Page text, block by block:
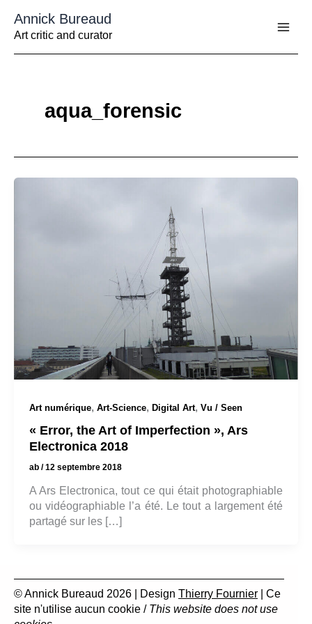
contenu
Annick Bureaud
Art critic and curator
aqua_forensic
Art numérique, Art-Science, Digital Art, Vu / Seen
« Error, the Art of Imperfection », Ars
Electronica 2018
ab /12 septembre 2018
A Ars Electronica, tout ce qui était photographiable
ou vidéographiable l’a été. Le tout a largement été
partagé sur les […]
© Annick Bureaud 2026 | Design Thierry Fournier | Ce
site n'utilise aucun cookie / This website does not use